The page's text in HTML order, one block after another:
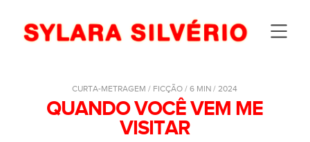
CURTA-METRAGEM / FICÇÃO / 6 MIN / 2024
QUANDO VOCÊ VEM ME
VISITAR